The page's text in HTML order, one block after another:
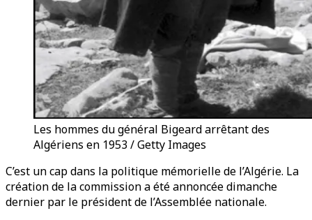
Les hommes du général Bigeard arrêtant des
Algériens en 1953 / Getty Images
C’est un cap dans la politique mémorielle de l’Algérie. La
création de la commission a été annoncée dimanche
dernier par le président de l’Assemblée nationale.